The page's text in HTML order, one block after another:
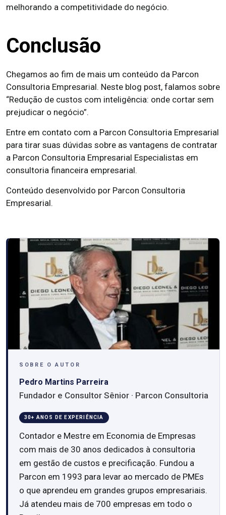
melhorando a competitividade do negócio.
Conclusão
Chegamos ao fim de mais um conteúdo da Parcon
Consultoria Empresarial. Neste blog post, falamos sobre
“Redução de custos com inteligência: onde cortar sem
prejudicar o negócio”.
Entre em contato com a Parcon Consultoria Empresarial
para tirar suas dúvidas sobre as vantagens de contratar
a Parcon Consultoria Empresarial Especialistas em
consultoria financeira empresarial.
Conteúdo desenvolvido por Parcon Consultoria
Empresarial.
SOBRE O AUTOR
Pedro Martins Parreira
Fundador e Consultor Sênior · Parcon Consultoria
30+ ANOS DE EXPERIÊNCIA
Contador e Mestre em Economia de Empresas
com mais de 30 anos dedicados à consultoria
em gestão de custos e precificação. Fundou a
Parcon em 1993 para levar ao mercado de PMEs
o que aprendeu em grandes grupos empresariais.
Já atendeu mais de 700 empresas em todo o